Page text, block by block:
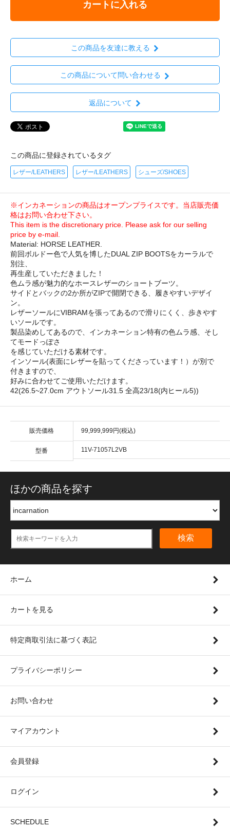
カートに入れる
この商品を友達に教える
この商品について問い合わせる
返品について
この商品に登録されているタグ
レザー/LEATHERS レザー/LEATHERS シューズ/SHOES
※インカネーションの商品はオープンプライスです。当店販売価
格はお問い合わせ下さい。
This item is the discretionary price. Please ask for our selling
price by e-mail.
Material: HORSE LEATHER.
前回ボルドー色で人気を博したDUAL ZIP BOOTSをカーラルで
別注、
再生産していただきました！
色ムラ感が魅力的なホースレザーのショートブーツ。
サイドとバックの2か所がZIPで開閉できる、履きやすいデザイ
ン。
レザーソールにVIBRAMを張ってあるので滑りにくく、歩きやす
いソールです。
製品染めしてあるので、インカネーション特有の色ムラ感、そし
てモードっぽさ
を感じていただける素材です。
インソール(表面にレザーを貼ってくださっています！）が別で
付きますので、
好みに合わせてご使用いただけます。
42(26.5~27.0cm アウトソール31.5 全高23/18(内ヒール5))
販売価格 99,999,999円(税込)
型番 11V-71057L2VB
ほかの商品を探す
検索
ホーム
カートを見る
特定商取引法に基づく表記
プライバシーポリシー
お問い合わせ
マイアカウント
会員登録
ログイン
SCHEDULE